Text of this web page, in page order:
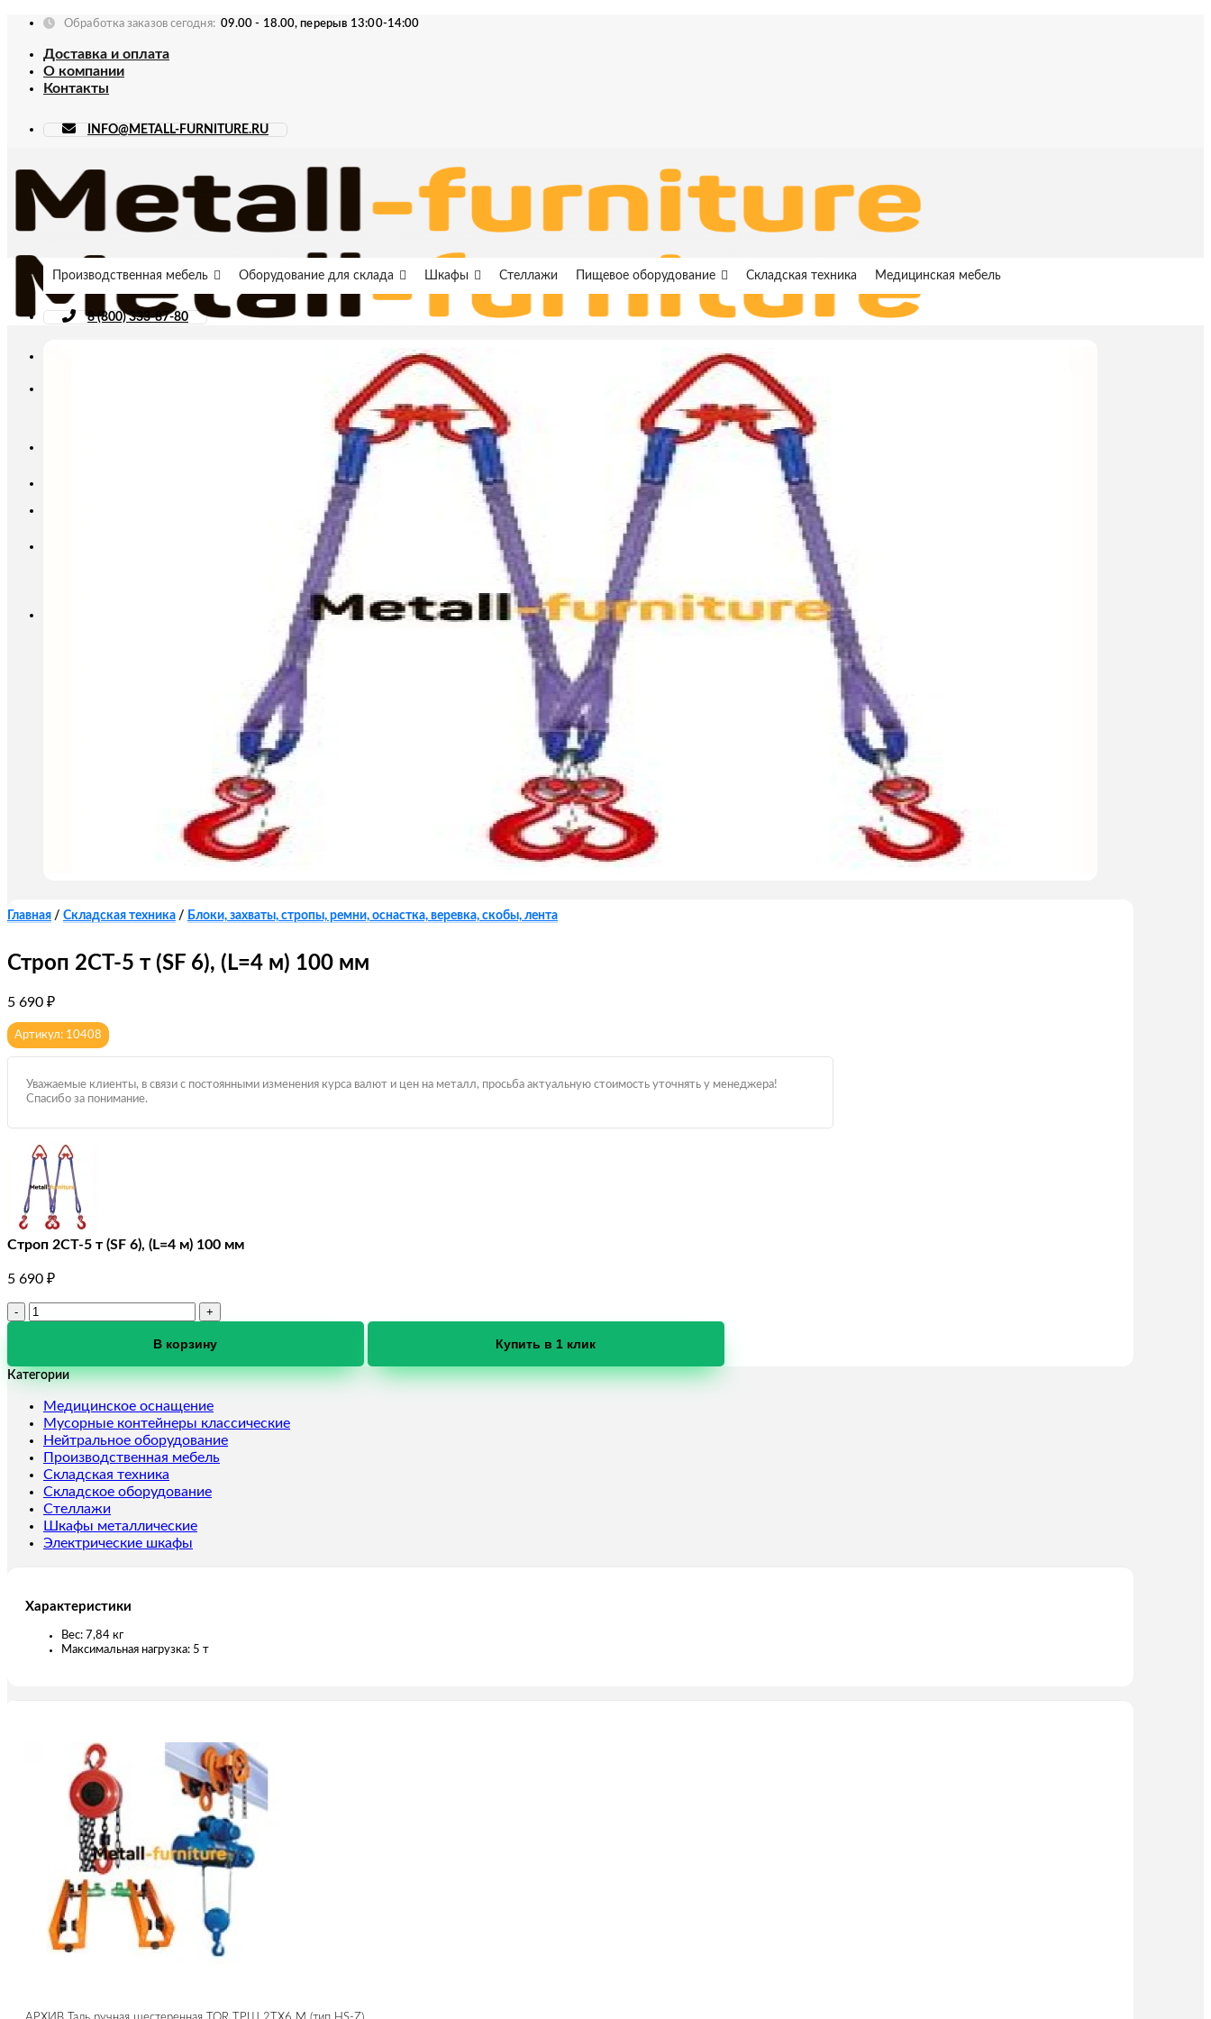
Skip
content
Обработка заказов сегодня: 09.00 - 18.00, перерыв 13:00-14:00
Доставка и оплата
О компании
Контакты
INFO@METALL-FURNITURE.RU
Производственная мебель Оборудование для склада Шкафы Стеллажи Пищевое оборудование Складская техника Медицинская мебель
8 (800) 333-87-80
Главная / Складская техника / Блоки, захваты, стропы, ремни, оснастка, веревка, скобы, лента
Строп 2СТ-5 т (SF 6), (L=4 м) 100 мм
5 690 ₽
Артикул: 10408
Уважаемые клиенты, в связи с постоянными изменения курса валют и цен на металл, просьба актуальную стоимость уточнять у менеджера!
Спасибо за понимание.
Строп 2СТ-5 т (SF 6), (L=4 м) 100 мм
5 690 ₽
Количество
т
6),
(L=4
м)
100
мм
В корзину Купить в 1 клик
Категории
Медицинское оснащение
Мусорные контейнеры классические
Нейтральное оборудование
Производственная мебель
Складская техника
Складское оборудование
Стеллажи
Шкафы металлические
Электрические шкафы
Характеристики
Вес: 7,84 кг
Максимальная нагрузка: 5 т